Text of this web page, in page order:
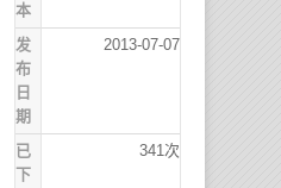
本
发
布
日
期
2013-07-07
已
下
341次